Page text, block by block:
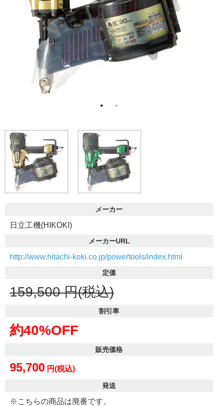
メーカー
日立工機(HIKOKI)
メーカーURL
http://www.hitachi-koki.co.jp/powertools/index.html
定価
159,500 円(税込)
割引率
約40%OFF
販売価格
95,700 円(税込)
発送
※こちらの商品は廃番です。